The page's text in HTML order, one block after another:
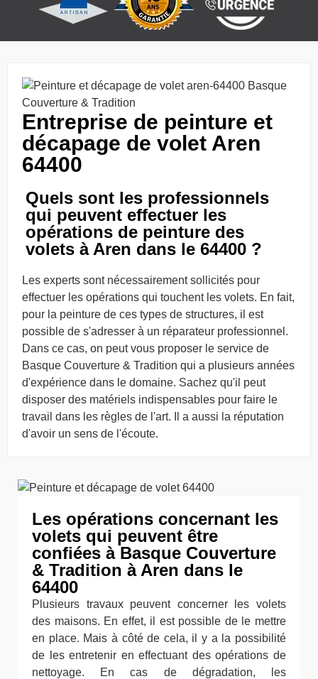
Entreprise de peinture et
décapage de volet Aren
64400
Quels sont les professionnels
qui peuvent effectuer les
opérations de peinture des
volets à Aren dans le 64400 ?
Les experts sont nécessairement sollicités pour
effectuer les opérations qui touchent les volets. En fait,
pour la peinture de ces types de structures, il est
possible de s'adresser à un réparateur professionnel.
Dans ce cas, on peut vous proposer le service de
Basque Couverture & Tradition qui a plusieurs années
d'expérience dans le domaine. Sachez qu'il peut
disposer des matériels indispensables pour faire le
travail dans les règles de l'art. Il a aussi la réputation
d'avoir un sens de l'écoute.
Les opérations concernant les
volets qui peuvent être
confiées à Basque Couverture
& Tradition à Aren dans le
64400
Plusieurs travaux peuvent concerner les volets
des maisons. En effet, il est possible de le mettre
en place. Mais à côté de cela, il y a la possibilité
de les entretenir en effectuant des opérations de
nettoyage. En cas de dégradation, les